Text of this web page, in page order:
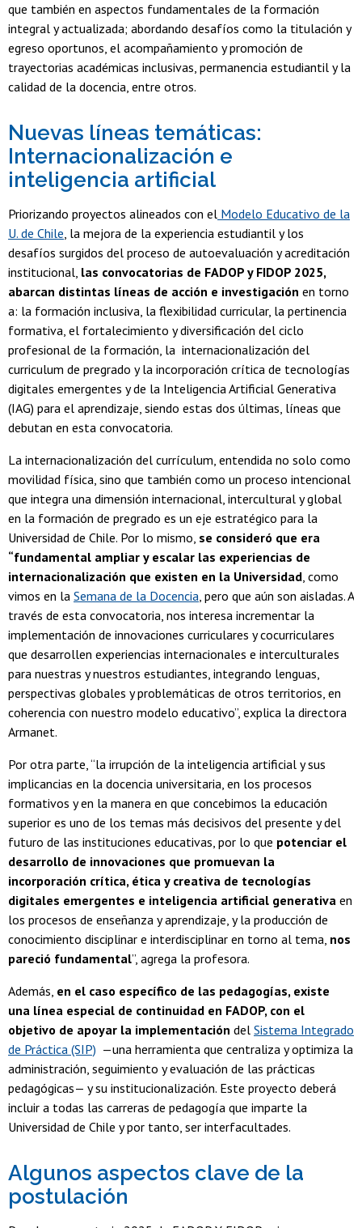
que también en aspectos fundamentales de la formación
integral y actualizada; abordando desafíos como la titulación y
egreso oportunos, el acompañamiento y promoción de
trayectorias académicas inclusivas, permanencia estudiantil y la
calidad de la docencia, entre otros.
Nuevas líneas temáticas:
Internacionalización e
inteligencia artificial
Priorizando proyectos alineados con el Modelo Educativo de la
U. de Chile, la mejora de la experiencia estudiantil y los
desafíos surgidos del proceso de autoevaluación y acreditación
institucional, las convocatorias de FADOP y FIDOP 2025,
abarcan distintas líneas de acción e investigación en torno
a: la formación inclusiva, la flexibilidad curricular, la pertinencia
formativa, el fortalecimiento y diversificación del ciclo
profesional de la formación, la internacionalización del
curriculum de pregrado y la incorporación crítica de tecnologías
digitales emergentes y de la Inteligencia Artificial Generativa
(IAG) para el aprendizaje, siendo estas dos últimas, líneas que
debutan en esta convocatoria.
La internacionalización del currículum, entendida no solo como
movilidad física, sino que también como un proceso intencional
que integra una dimensión internacional, intercultural y global
en la formación de pregrado es un eje estratégico para la
Universidad de Chile. Por lo mismo, se consideró que era
“fundamental ampliar y escalar las experiencias de
internacionalización que existen en la Universidad, como
vimos en la Semana de la Docencia, pero que aún son aisladas. A
través de esta convocatoria, nos interesa incrementar la
implementación de innovaciones curriculares y cocurriculares
que desarrollen experiencias internacionales e interculturales
para nuestras y nuestros estudiantes, integrando lenguas,
perspectivas globales y problemáticas de otros territorios, en
coherencia con nuestro modelo educativo”, explica la directora
Armanet.
Por otra parte, “la irrupción de la inteligencia artificial y sus
implicancias en la docencia universitaria, en los procesos
formativos y en la manera en que concebimos la educación
superior es uno de los temas más decisivos del presente y del
futuro de las instituciones educativas, por lo que potenciar el
desarrollo de innovaciones que promuevan la
incorporación crítica, ética y creativa de tecnologías
digitales emergentes e inteligencia artificial generativa en
los procesos de enseñanza y aprendizaje, y la producción de
conocimiento disciplinar e interdisciplinar en torno al tema, nos
pareció fundamental”, agrega la profesora.
Además, en el caso específico de las pedagogías, existe
una línea especial de continuidad en FADOP, con el
objetivo de apoyar la implementación del Sistema Integrado
de Práctica (SIP) —una herramienta que centraliza y optimiza la
administración, seguimiento y evaluación de las prácticas
pedagógicas— y su institucionalización. Este proyecto deberá
incluir a todas las carreras de pedagogía que imparte la
Universidad de Chile y por tanto, ser interfacultades.
Algunos aspectos clave de la
postulación